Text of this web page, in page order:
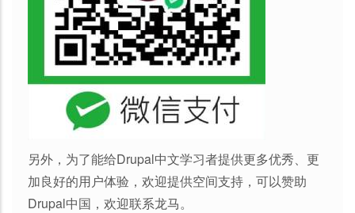
另外，为了能给Drupal中文学习者提供更多优秀、更
加良好的用户体验，欢迎提供空间支持，可以赞助
Drupal中国，欢迎联系龙马。